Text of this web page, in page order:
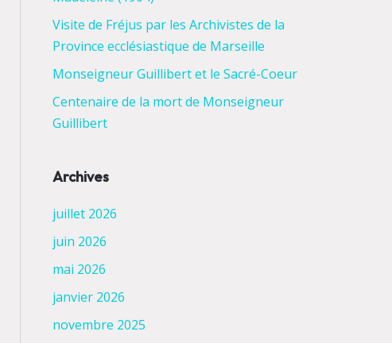
Visite de Fréjus par les Archivistes de la
Province ecclésiastique de Marseille
Monseigneur Guillibert et le Sacré-Coeur
Centenaire de la mort de Monseigneur
Guillibert
Archives
juillet 2026
juin 2026
mai 2026
janvier 2026
novembre 2025